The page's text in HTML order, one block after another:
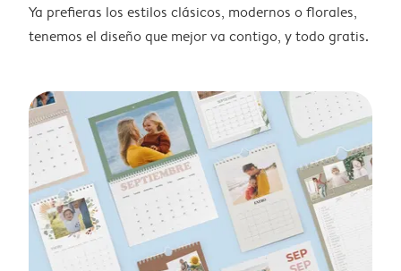
Ya prefieras los estilos clásicos, modernos o florales,
tenemos el diseño que mejor va contigo, y todo gratis.